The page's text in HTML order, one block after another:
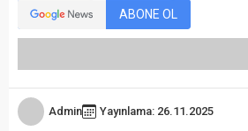
ABONE OL
Admin Yayınlama: 26.11.2025